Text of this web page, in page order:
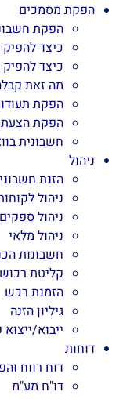
הפקת מסמכים
הפקת
כיצד
כיצד להפיק
מה זאת
הפקת
הפקת
חשבונית
ניהול
הזנת
ניהול
ניהול ספקים
ניהול מלאי
חשבונות
קליטת
הזמנת רכש
גיליון הזנה
ייבוא/
דוחות
דוח רווח
דו"ח מע"מ